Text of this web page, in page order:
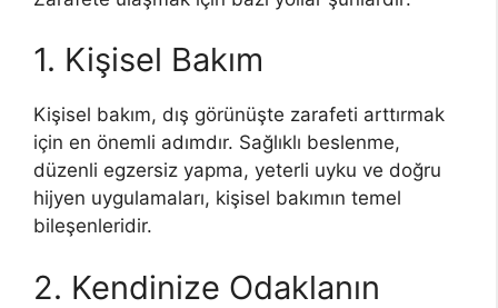
1. Kişisel Bakım
Kişisel bakım, dış görünüşte zarafeti arttırmak
için en önemli adımdır. Sağlıklı beslenme,
düzenli egzersiz yapma, yeterli uyku ve doğru
hijyen uygulamaları, kişisel bakımın temel
bileşenleridir.
2. Kendinize Odaklanın